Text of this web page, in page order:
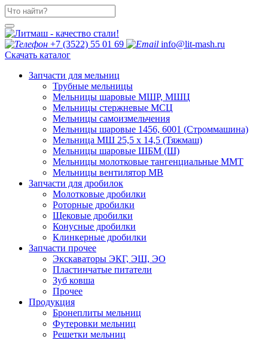
+7 (3522) 55 01 69
info@lit-mash.ru
Скачать каталог
Запчасти для мельниц
Трубные мельницы
Мельницы шаровые МШР, МШЦ
Мельницы стержневые МСЦ
Мельницы самоизмельчения
Мельницы шаровые 1456, 6001 (Строммашина)
Мельница МШ 25,5 х 14,5 (Тяжмаш)
Мельницы шаровые ШБМ (Ш)
Мельницы молотковые тангенциальные ММТ
Мельницы вентилятор МВ
Запчасти для дробилок
Молотковые дробилки
Роторные дробилки
Щековые дробилки
Конусные дробилки
Клинкерные дробилки
Запчасти прочее
Экскаваторы ЭКГ, ЭШ, ЭО
Пластинчатые питатели
Зуб ковша
Прочее
Продукция
Бронеплиты мельниц
Футеровки мельниц
Решетки мельниц